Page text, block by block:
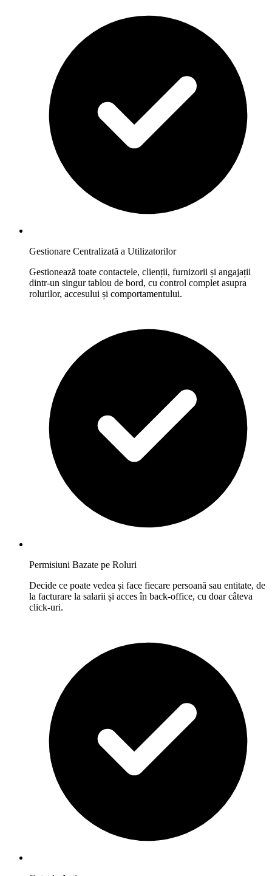
Gestionare Centralizată a Utilizatorilor
Gestionează toate contactele, clienții, furnizorii și angajații
dintr-un singur tablou de bord, cu control complet asupra
rolurilor, accesului și comportamentului.
Permisiuni Bazate pe Roluri
Decide ce poate vedea și face fiecare persoană sau entitate, de
la facturare la salarii și acces în back-office, cu doar câteva
click-uri.